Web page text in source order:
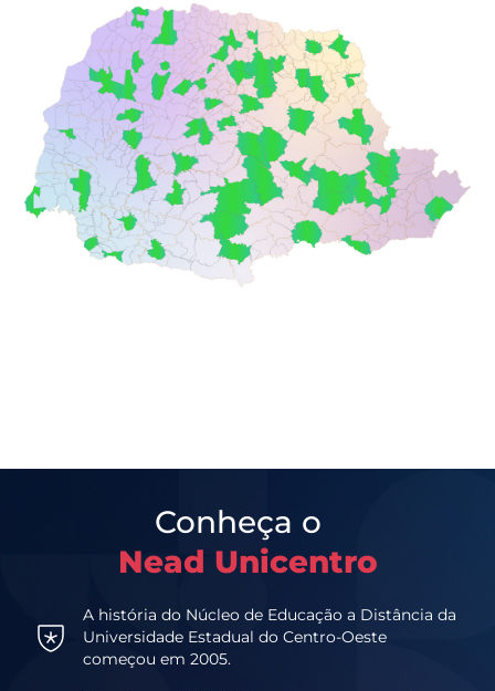
Conheça o
Nead Unicentro
A história do Núcleo de Educação a Distância da
Universidade Estadual do Centro-Oeste
começou em 2005.